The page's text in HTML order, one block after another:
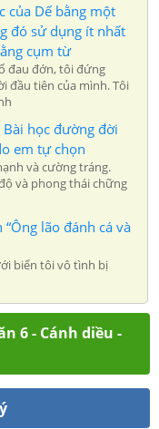
của Dế bằng một
đó sử dụng ít nhất
cụm từ
đau đớn, tôi đứng
đầu tiên của mình. Tôi
học đường đời
em tự chọn
và cường tráng.
và phong thái chững
lão đánh cá và
biển tôi vô tình bị
6 - Cánh diều -